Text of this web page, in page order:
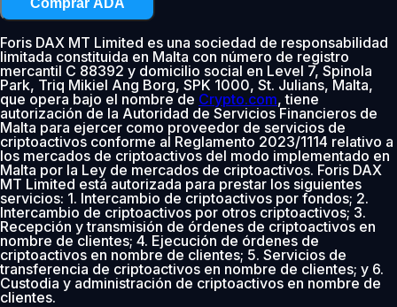
Foris DAX MT Limited es una sociedad de responsabilidad
limitada constituida en Malta con número de registro
mercantil C 88392 y domicilio social en Level 7, Spinola
Park, Triq Mikiel Ang Borg, SPK 1000, St. Julians, Malta,
que opera bajo el nombre de Crypto.com, tiene
autorización de la Autoridad de Servicios Financieros de
Malta para ejercer como proveedor de servicios de
criptoactivos conforme al Reglamento 2023/1114 relativo a
los mercados de criptoactivos del modo implementado en
Malta por la Ley de mercados de criptoactivos. Foris DAX
MT Limited está autorizada para prestar los siguientes
servicios: 1. Intercambio de criptoactivos por fondos; 2.
Intercambio de criptoactivos por otros criptoactivos; 3.
Recepción y transmisión de órdenes de criptoactivos en
nombre de clientes; 4. Ejecución de órdenes de
criptoactivos en nombre de clientes; 5. Servicios de
transferencia de criptoactivos en nombre de clientes; y 6.
Custodia y administración de criptoactivos en nombre de
clientes.